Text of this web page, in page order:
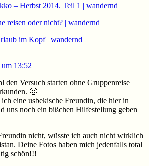
– Herbst 2014. Teil 1 | wandernd
reisen oder nicht? | wandernd
im Kopf | wandernd
um 13:52
den Versuch starten ohne Gruppenreise
🙂
ich eine usbekische Freundin, die hier in
uns noch ein bißchen Hilfestellung geben
nicht, wüsste ich auch nicht wirklich
Deine Fotos haben mich jedenfalls total
schön!!!